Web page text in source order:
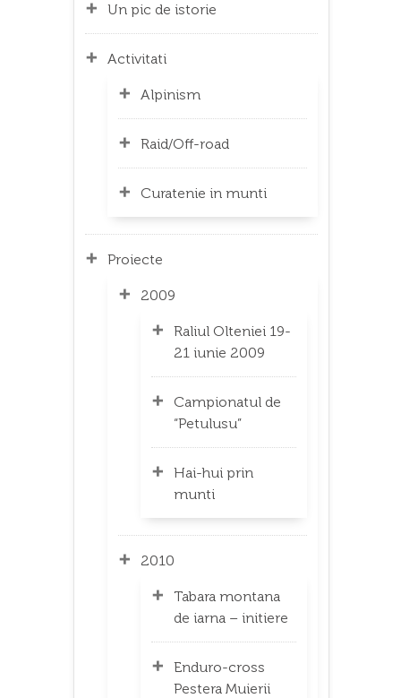
Un pic de istorie
Activitati
Alpinism
Raid/Off-road
Curatenie in munti
Proiecte
2009
Raliul Olteniei 19-
21 iunie 2009
Campionatul de
“Petulusu”
Hai-hui prin
munti
2010
Tabara montana
de iarna – initiere
Enduro-cross
Pestera Muierii